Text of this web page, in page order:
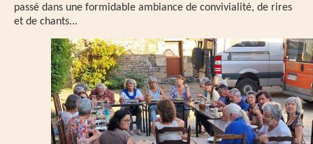
passé dans une formidable ambiance de convivialité, de rires
et de chants...